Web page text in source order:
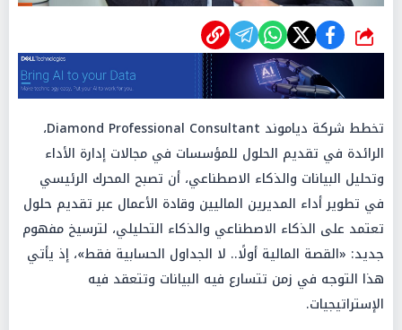
شارك
تخطط شركة دياموند Diamond Professional Consultant،
الرائدة في تقديم الحلول للمؤسسات في مجالات إدارة الأداء
وتحليل البيانات والذكاء الاصطناعي، أن تصبح المحرك الرئيسي
في تطوير أداء المديرين الماليين وقادة الأعمال عبر تقديم حلول
تعتمد على الذكاء الاصطناعي والذكاء التحليلي، لترسيخ مفهوم
جديد: «القصة المالية أولًا.. لا الجداول الحسابية فقط»، إذ يأتي
هذا التوجه في زمن تتسارع فيه البيانات وتتعقد فيه
الإستراتيجيات.